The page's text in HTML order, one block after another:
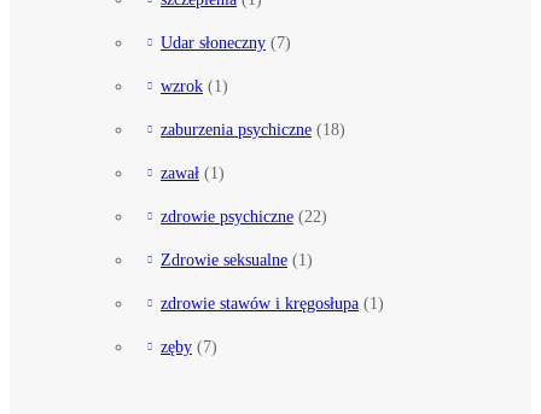
Udar słoneczny (7)
wzrok (1)
zaburzenia psychiczne (18)
zawał (1)
zdrowie psychiczne (22)
Zdrowie seksualne (1)
zdrowie stawów i kręgosłupa (1)
zęby (7)